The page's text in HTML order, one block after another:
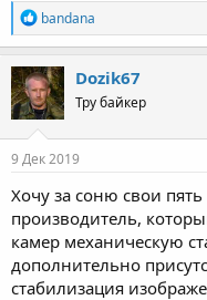
R
e
a
c
t
i
o
n
s
bandana
Dozik67
Тру байкер
9 Дек 2019
Хочу за соню свои
производитель,
камер механическую
дополнительно
стабилизация